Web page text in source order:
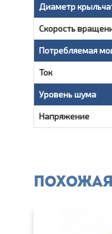
Диаметр
Скорость
Потребляемая
Ток
Уровень шума
Напряжение